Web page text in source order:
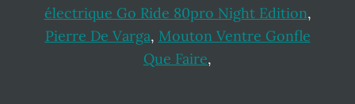
électrique Go Ride 80pro Night Edition,
Pierre De Varga, Mouton Ventre Gonfle
Que Faire,